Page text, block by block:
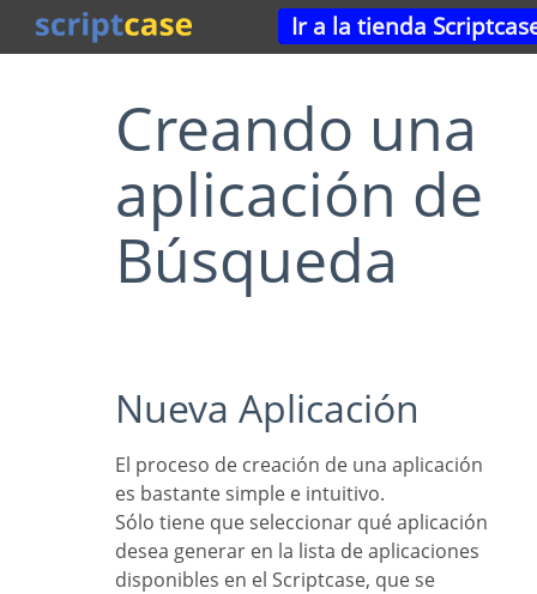
Ir a la tienda
Creando una
aplicación de
Búsqueda
Nueva Aplicación
El proceso de creación de una aplicación
es bastante simple e intuitivo.
Sólo tiene que seleccionar qué aplicación
desea generar en la lista de aplicaciones
disponibles en el Scriptcase, que se